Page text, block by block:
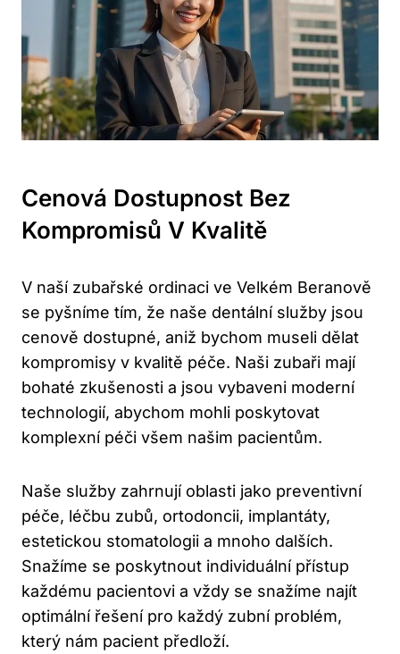
Cenová Dostupnost Bez
Kompromisů V Kvalitě
V naší zubařské ordinaci ve Velkém Beranově
se pyšníme tím, že naše dentální služby jsou
cenově dostupné, aniž bychom museli dělat
kompromisy v kvalitě péče. Naši zubaři mají
bohaté zkušenosti a jsou vybaveni moderní
technologií, abychom mohli poskytovat
komplexní péči všem našim pacientům.
Naše služby zahrnují oblasti jako preventivní
péče, léčbu zubů, ortodoncii, implantáty,
estetickou stomatologii a mnoho dalších.
Snažíme se poskytnout individuální přístup
každému pacientovi a vždy se snažíme najít
optimální řešení pro každý zubní problém,
který nám pacient předloží.